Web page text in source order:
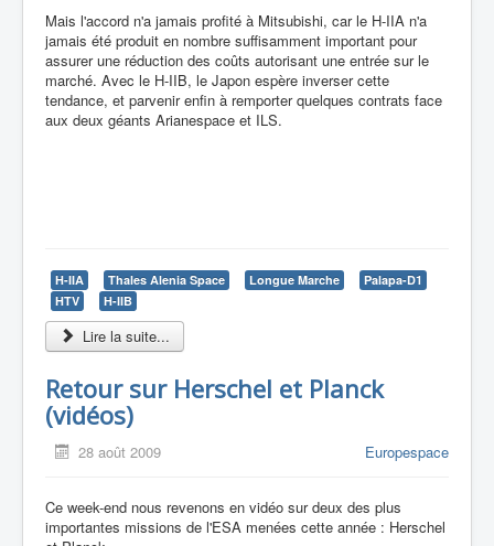
Mais l'accord n'a jamais profité à Mitsubishi, car le H-IIA n'a
jamais été produit en nombre suffisamment important pour
assurer une réduction des coûts autorisant une entrée sur le
marché. Avec le H-IIB, le Japon espère inverser cette
tendance, et parvenir enfin à remporter quelques contrats face
aux deux géants Arianespace et ILS.
H-IIA Thales Alenia Space Longue Marche
Palapa-D1
HTV
H-IIB
Lire la suite...
Retour sur Herschel et Planck
(vidéos)
28 août 2009 Europespace
Ce week-end nous revenons en vidéo sur deux des plus
importantes missions de l'ESA menées cette année : Herschel